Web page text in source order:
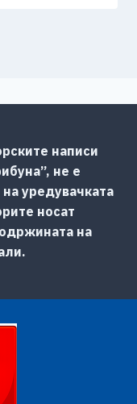
написи
не е
уредувачката
носат
на